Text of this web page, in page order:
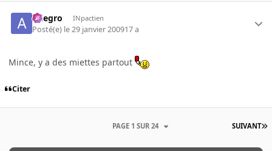
Allegro INpactien
Posté(e) le 29 janvier 200917 a
Mince, y a des miettes partout
Citer
SUIVANT
PAGE 1 SUR 24